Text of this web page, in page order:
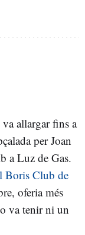
va allargar fins a
per Joan
a Luz de Gas.
Boris Club de
oferia més
va tenir ni un